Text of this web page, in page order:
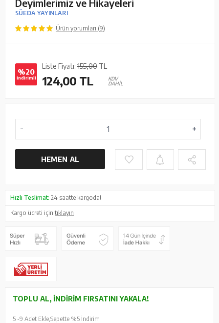
Deyimlerimiz ve Hikayeleri
SÜEDA YAYINLARI
Ürün yorumları (9)
%20
indirimli
Liste Fiyatı: 155,00 TL
124,00 TL
KDV
DAHİL
HEMEN AL
Hızlı Teslimat: 24 saatte kargoda!
Kargo ücreti içintıklayın
TOPLU AL, İNDIRIM FIRSATINI YAKALA!
5 -9 Adet Ekle, Sepette %5 İndirim